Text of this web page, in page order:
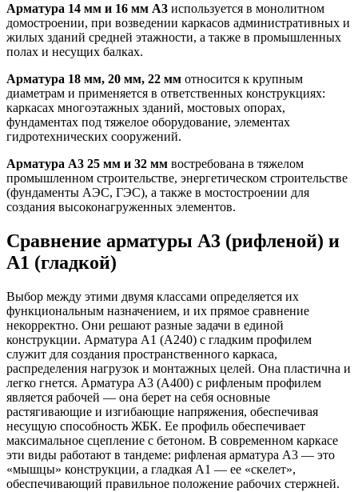
Арматура 14 мм и 16 мм А3 используется в монолитном
домостроении, при возведении каркасов административных и
жилых зданий средней этажности, а также в промышленных
полах и несущих балках.
Арматура 18 мм, 20 мм, 22 мм относится к крупным
диаметрам и применяется в ответственных конструкциях:
каркасах многоэтажных зданий, мостовых опорах,
фундаментах под тяжелое оборудование, элементах
гидротехнических сооружений.
Арматура А3 25 мм и 32 мм востребована в тяжелом
промышленном строительстве, энергетическом строительстве
(фундаменты АЭС, ГЭС), а также в мостостроении для
создания высоконагруженных элементов.
Сравнение арматуры А3 (рифленой) и
А1 (гладкой)
Выбор между этими двумя классами определяется их
функциональным назначением, и их прямое сравнение
некорректно. Они решают разные задачи в единой
конструкции. Арматура А1 (А240) с гладким профилем
служит для создания пространственного каркаса,
распределения нагрузок и монтажных целей. Она пластична и
легко гнется. Арматура А3 (А400) с рифленым профилем
является рабочей — она берет на себя основные
растягивающие и изгибающие напряжения, обеспечивая
несущую способность ЖБК. Ее профиль обеспечивает
максимальное сцепление с бетоном. В современном каркасе
эти виды работают в тандеме: рифленая арматура А3 — это
«мышцы» конструкции, а гладкая А1 — ее «скелет»,
обеспечивающий правильное положение рабочих стержней.